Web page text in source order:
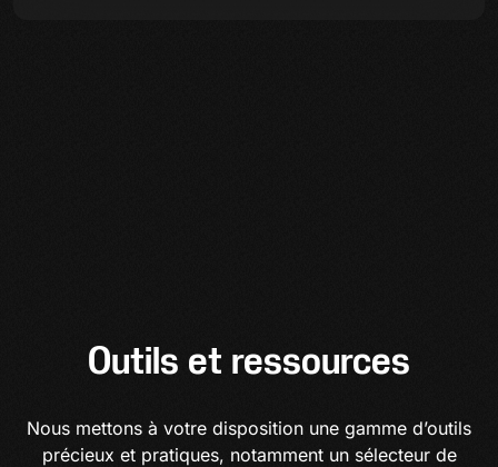
Outils et ressources
Nous mettons à votre disposition une gamme d’outils
précieux et pratiques, notamment un sélecteur de